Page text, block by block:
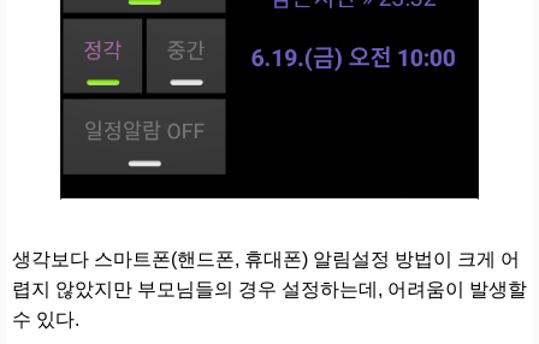
생각보다 스마트폰(핸드폰, 휴대폰) 알림설정 방법이 크게 어
렵지 않았지만 부모님들의 경우 설정하는데, 어려움이 발생할
수 있다.